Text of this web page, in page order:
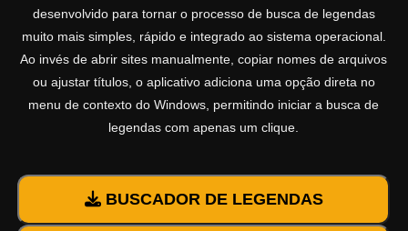
desenvolvido para tornar o processo de busca de legendas
muito mais simples, rápido e integrado ao sistema operacional.
Ao invés de abrir sites manualmente, copiar nomes de arquivos
ou ajustar títulos, o aplicativo adiciona uma opção direta no
menu de contexto do Windows, permitindo iniciar a busca de
legendas com apenas um clique.
BUSCADOR DE LEGENDAS